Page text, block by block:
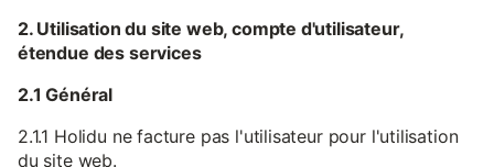
2. Utilisation du site web, compte d'utilisateur,
étendue des services
2.1 Général
2.1.1 Holidu ne facture pas l'utilisateur pour l'utilisation
du site web.